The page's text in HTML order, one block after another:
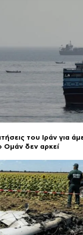
του Ιράν για
Ομάν δεν αρκεί